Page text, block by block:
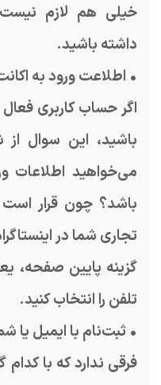
خیلی هم لازم
داشته باشید.
• اطلاعت ورود به
اگر حساب کاربری
باشید، این سوال
می‌خواهید اطلاعات
باشد؟ چون قرار
تجاری شما در
گزینه پایین صفحه،
تلفن را انتخاب کنید.
• ثبت‌نام با ایمیل یا
فرقی ندارد که با